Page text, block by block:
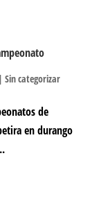
Sin categorizar
de
en durango